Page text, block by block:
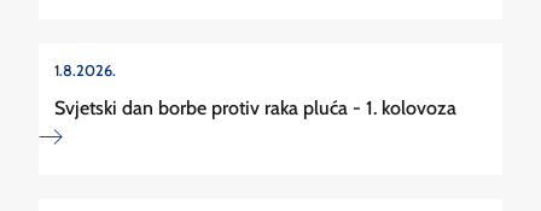
1.8.2026.
Svjetski dan borbe protiv raka pluća - 1. kolovoza